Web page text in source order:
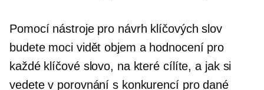
Pomocí nástroje pro návrh klíčových slov
budete moci vidět objem a hodnocení pro
každé klíčové slovo, na které cílíte, a jak si
vedete v porovnání s konkurencí pro dané